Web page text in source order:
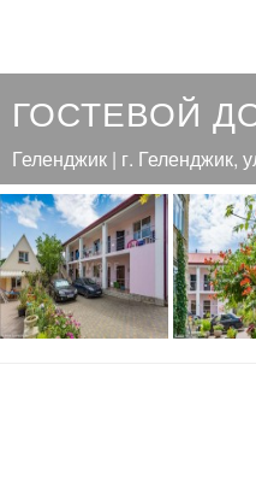
ГОСТЕВОЙ
Геленджик | г. Геленджик,